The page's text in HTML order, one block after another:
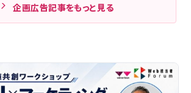
企画広告記事をもっと見る